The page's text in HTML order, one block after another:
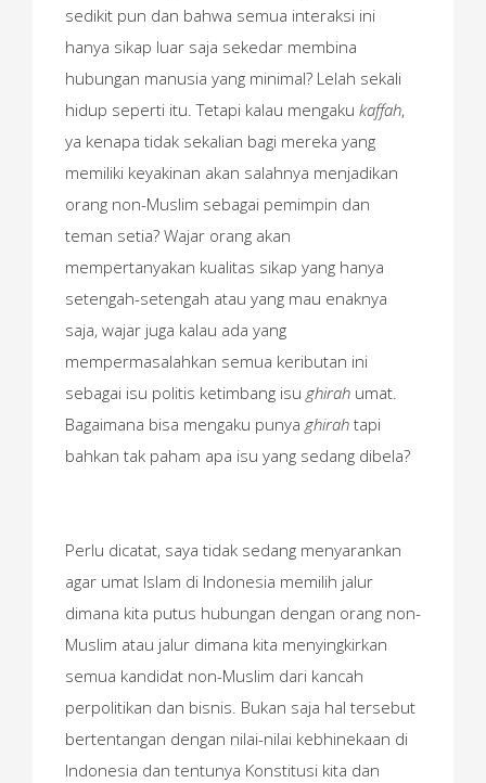
sedikit pun dan bahwa semua interaksi ini
hanya sikap luar saja sekedar membina
hubungan manusia yang minimal? Lelah sekali
hidup seperti itu. Tetapi kalau mengaku kaffah,
ya kenapa tidak sekalian bagi mereka yang
memiliki keyakinan akan salahnya menjadikan
orang non-Muslim sebagai pemimpin dan
teman setia? Wajar orang akan
mempertanyakan kualitas sikap yang hanya
setengah-setengah atau yang mau enaknya
saja, wajar juga kalau ada yang
mempermasalahkan semua keributan ini
sebagai isu politis ketimbang isu ghirah umat.
Bagaimana bisa mengaku punya ghirah tapi
bahkan tak paham apa isu yang sedang dibela?
Perlu dicatat, saya tidak sedang menyarankan
agar umat Islam di Indonesia memilih jalur
dimana kita putus hubungan dengan orang non-
Muslim atau jalur dimana kita menyingkirkan
semua kandidat non-Muslim dari kancah
perpolitikan dan bisnis. Bukan saja hal tersebut
bertentangan dengan nilai-nilai kebhinekaan di
Indonesia dan tentunya Konstitusi kita dan